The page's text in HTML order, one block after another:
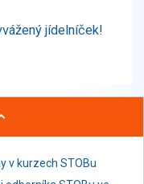
jídelníček!
v kurzech STOBu